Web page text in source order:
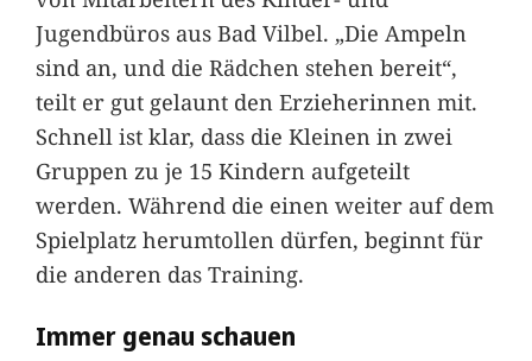
Jugendbüros aus Bad Vilbel. „Die Ampeln
sind an, und die Rädchen stehen bereit“,
teilt er gut gelaunt den Erzieherinnen mit.
Schnell ist klar, dass die Kleinen in zwei
Gruppen zu je 15 Kindern aufgeteilt
werden. Während die einen weiter auf dem
Spielplatz herumtollen dürfen, beginnt für
die anderen das Training.
Immer genau schauen